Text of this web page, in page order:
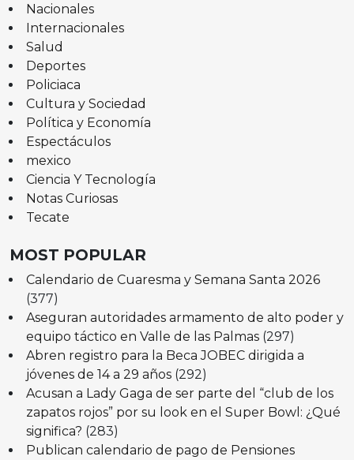
Nacionales
Internacionales
Salud
Deportes
Policiaca
Cultura y Sociedad
Política y Economía
Espectáculos
mexico
Ciencia Y Tecnología
Notas Curiosas
Tecate
MOST POPULAR
Calendario de Cuaresma y Semana Santa 2026
(377)
Aseguran autoridades armamento de alto poder y
equipo táctico en Valle de las Palmas (297)
Abren registro para la Beca JOBEC dirigida a
jóvenes de 14 a 29 años (292)
Acusan a Lady Gaga de ser parte del “club de los
zapatos rojos” por su look en el Super Bowl: ¿Qué
significa? (283)
Publican calendario de pago de Pensiones